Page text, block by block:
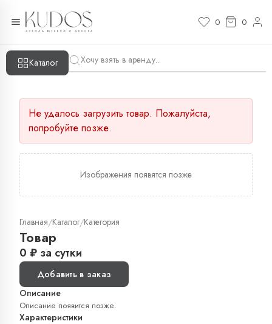
0 0
Каталог
Не удалось загрузить товар. Пожалуйста,
попробуйте позже.
Изображения появятся позже
Главная/Каталог/Категория
Товар
0 ₽ за сутки
Добавить в заказ
Описание
Описание появится позже.
Характеристики